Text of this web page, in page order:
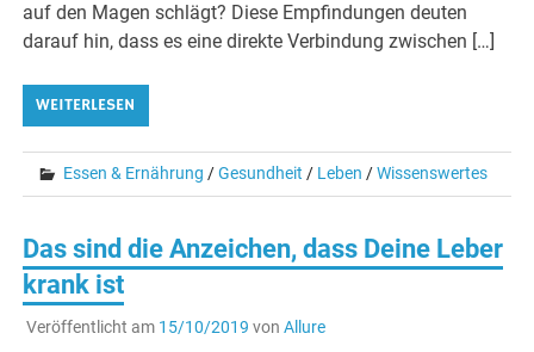
auf den Magen schlägt? Diese Empfindungen deuten
darauf hin, dass es eine direkte Verbindung zwischen […]
WEITERLESEN
Essen & Ernährung /Gesundheit / Leben /Wissenswertes
Das sind die Anzeichen, dass Deine Leber
krank ist
Veröffentlicht am 15/10/2019 von Allure